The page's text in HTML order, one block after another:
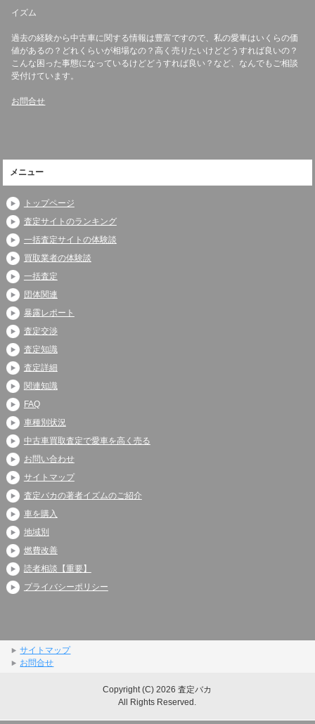
イズム
過去の経験から中古車に関する情報は豊富ですので、私の愛車はいくらの価
値があるの？どれくらいが相場なの？高く売りたいけどどうすれば良いの？
こんな困った事態になっているけどどうすれば良い？など、なんでもご相談
受付けています。
お問合せ
メニュー
トップページ
査定サイトのランキング
一括査定サイトの体験談
買取業者の体験談
一括査定
団体関連
暴露レポート
査定交渉
査定知識
査定詳細
関連知識
FAQ
車種別状況
中古車買取査定で愛車を高く売る
お問い合わせ
サイトマップ
査定バカの著者イズムのご紹介
車を購入
地域別
燃費改善
読者相談【重要】
プライバシーポリシー
サイトマップ
お問合せ
Copyright (C) 2026 査定バカ
All Rights Reserved.